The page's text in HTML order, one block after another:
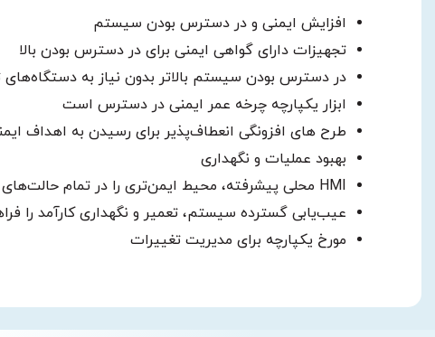
افزایش ایمنی و در دسترس بودن سیستم
تجهیزات دارای گواهی ایمنی برای در دسترس بودن بالا
در دسترس بودن سیستم بالاتر بدون نیاز به
ابزار یکپارچه چرخه عمر ایمنی در دسترس است
طرح های افزونگی انعطاف‌پذیر برای رسیدن به اهداف
بهبود عملیات و نگهداری
HMI محلی پیشرفته، محیط ایمن‌تری را در تمام حالت‌های عملیاتی فراهم می‌کند
عیب‌یابی گسترده سیستم، تعمیر و نگهداری کارآمد را
مورخ یکپارچه برای مدیریت تغییرات